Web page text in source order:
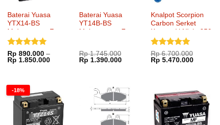
Baterai Yuasa
YTX14-BS
Maintenance Free
Dinilai5
dari 5
Rp 890.000 –
Rp 1.850.000Rentang
Baterai Yuasa
YT14B-BS
Maintenance Free
Rp1.745.000
Harga
aslinya
Rp 1.390.000Harga
Knalpot Scorpion
Carbon Serket
Kawasaki Ninja 250
SlipOn
Dinilai5
dari 5
Rp6.700.000
Harga
aslinya
Rp 5.470.000Harga
-18%